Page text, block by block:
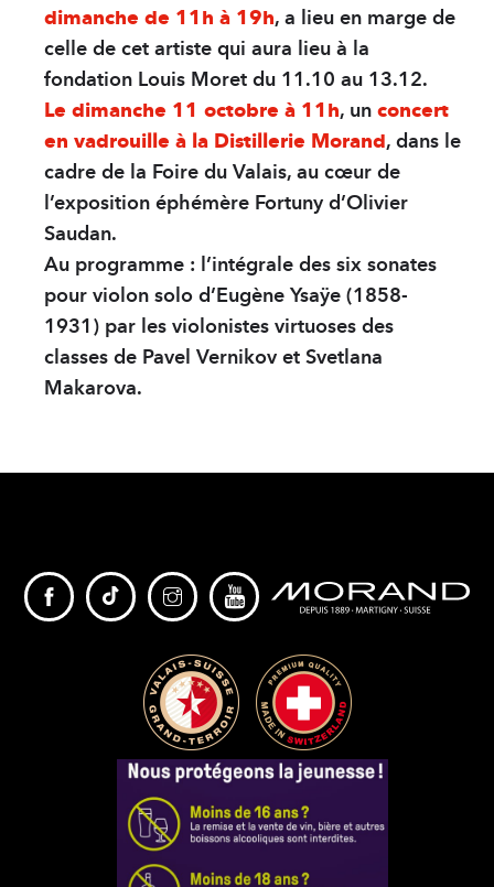
dimanche de 11h à 19h, a lieu en marge de
celle de cet artiste qui aura lieu à la
fondation Louis Moret du 11.10 au 13.12.
Le dimanche 11 octobre à 11h, un concert
en vadrouille à la Distillerie Morand, dans le
cadre de la Foire du Valais, au cœur de
l’exposition éphémère Fortuny d’Olivier
Saudan.
Au programme : l’intégrale des six sonates
pour violon solo d’Eugène Ysaÿe (1858-
1931) par les violonistes virtuoses des
classes de Pavel Vernikov et Svetlana
Makarova.